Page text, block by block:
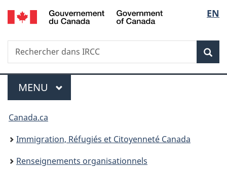
Passer
au
Passer
à
du
Passer
à
simplifiée
de
la
EN
Recherche
Rechercher
dans
Menu
MENU PRINCIPAL
Vous
êtes
ici :
Canada.ca
Immigration, Réfugiés et Citoyenneté Canada
Renseignements organisationnels